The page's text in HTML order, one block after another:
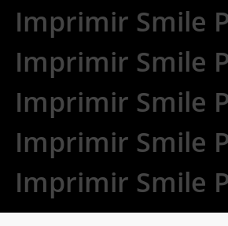
Imprimir Smile
Imprimir Smile
Imprimir Smile
Imprimir Smile
Imprimir Smile